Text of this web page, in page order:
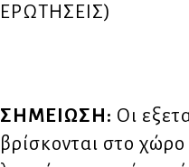
ΕΡΩΤΗΣΕΙΣ)
ΣΗΜΕΙΩΣΗ: Οι
βρίσκονται στο